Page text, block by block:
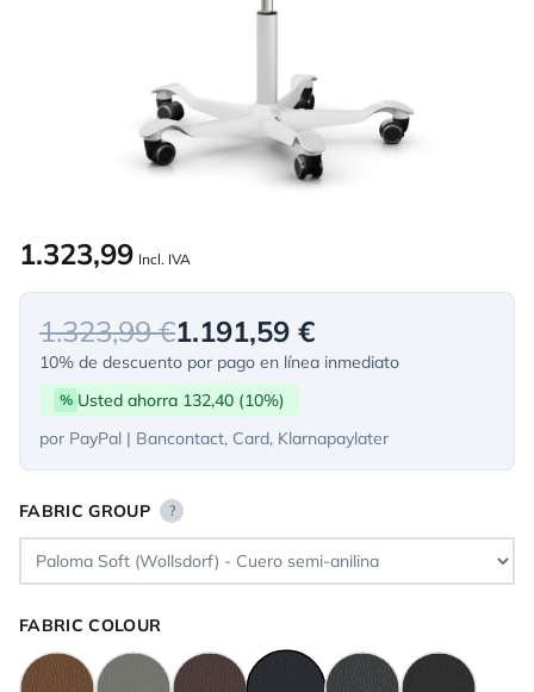
1.323,99 Incl. IVA
1.323,99 €1.191,59 €
10% de descuento por pago en línea inmediato
% Usted ahorra 132,40 (10%)
por PayPal | Bancontact, Card, Klarnapaylater
FABRIC GROUP ?
FABRIC COLOUR